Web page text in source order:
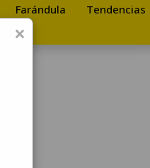
Farándula Tendencias
×